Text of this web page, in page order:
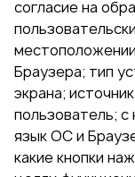
согласие на
Браузера; тип
экрана;
пользователь; с
язык ОС и
какие кнопки